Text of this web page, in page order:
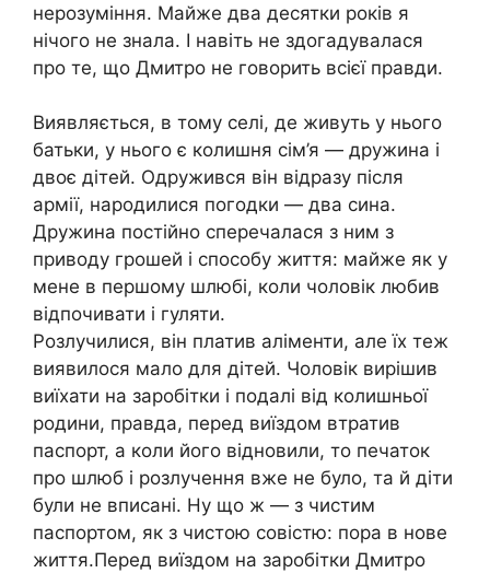
нерозуміння. Майже два десятки років я
нічого не знала. І навіть не здогадувалася
про те, що Дмитро не говорить всієї правди.
Виявляється, в тому селі, де живуть у нього
батьки, у нього є колишня сім’я — дружина і
двоє дітей. Одружився він відразу після
армії, народилися погодки — два сина.
Дружина постійно сперечалася з ним з
приводу грошей і способу життя: майже як у
мене в першому шлюбі, коли чоловік любив
відпочивати і гуляти.
Розлучилися, він платив аліменти, але їх теж
виявилося мало для дітей. Чоловік вирішив
виїхати на заробітки і подалі від колишньої
родини, правда, перед виїздом втратив
паспорт, а коли його відновили, то печаток
про шлюб і розлучення вже не було, та й діти
були не вписані. Ну що ж — з чистим
паспортом, як з чистою совістю: пора в нове
життя.Перед виїздом на заробітки Дмитро